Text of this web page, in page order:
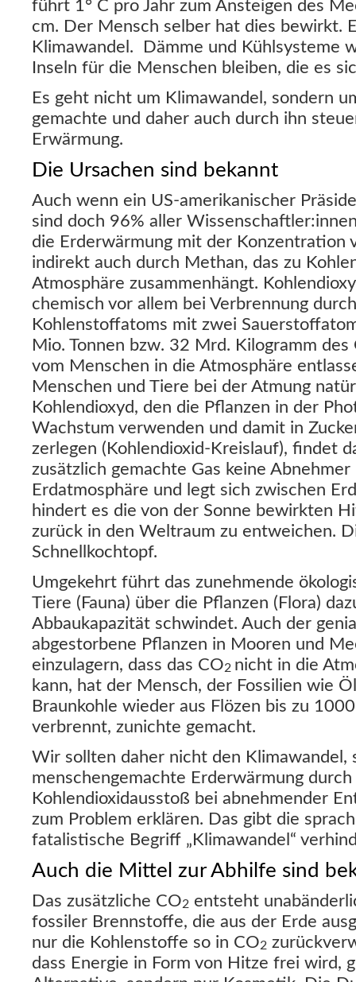
führt 1° C pro Jahr zum Ansteigen des
cm. Der Mensch selber hat dies bewirkt.
Klimawandel. Dämme und Kühlsysteme
Inseln für die Menschen bleiben, die es
Es geht nicht um Klimawandel, sondern
gemachte und daher auch durch ihn
Erwärmung.
Die Ursachen sind bekannt
Auch wenn ein US-amerikanischer
sind doch 96% aller
die Erderwärmung mit der Konzentration
indirekt auch durch Methan, das zu
Atmosphäre zusammenhängt.
chemisch vor allem bei Verbrennung
Kohlenstoffatoms mit zwei
Mio. Tonnen bzw. 32 Mrd. Kilogramm
vom Menschen in die Atmosphäre
Menschen und Tiere bei der Atmung
Kohlendioxyd, den die Pflanzen in der
Wachstum verwenden und damit in
zerlegen (Kohlendioxid-Kreislauf), findet
zusätzlich gemachte Gas keine
Erdatmosphäre und legt sich zwischen
hindert es die von der Sonne bewirkten
zurück in den Weltraum zu entweichen.
Schnellkochtopf.
Umgekehrt führt das zunehmende
Tiere (Fauna) über die Pflanzen (Flora)
Abbaukapazität schwindet. Auch der
abgestorbene Pflanzen in Mooren und
einzulagern, dass das CO2 nicht in die
kann, hat der Mensch, der Fossilien wie
Braunkohle wieder aus Flözen bis zu
verbrennt, zunichte gemacht.
Wir sollten daher nicht den Klimawandel,
menschengemachte Erderwärmung
Kohlendioxidausstoß bei abnehmender
zum Problem erklären. Das gibt die
fatalistische Begriff „Klimawandel“
Auch die Mittel zur Abhilfe sind
Das zusätzliche CO2 entsteht
fossiler Brennstoffe, die aus der Erde
nur die Kohlenstoffe so in CO2
dass Energie in Form von Hitze frei wird,